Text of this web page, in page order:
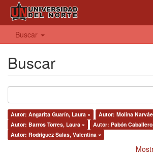
Buscar
Buscar
Autor: Angarita Guarín, Laura ×
Autor: Molina
Autor: Barros Torres, Laura ×
Autor: Pabón
Autor: Rodríguez Salas, Valentina ×